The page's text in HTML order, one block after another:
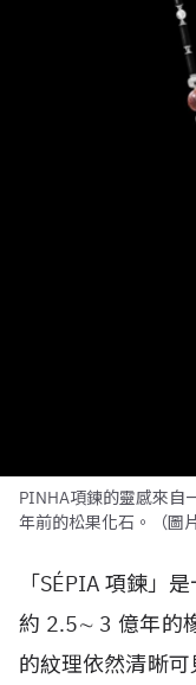
PINHA項鍊的靈感來自
年前的松果化石。（圖
「SÉPIA 項鍊」
約 2.5∼ 3 億年的
的紋理依然清晰